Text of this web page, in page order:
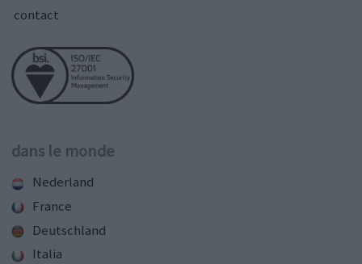
contact
dans le monde
Nederland
France
Deutschland
Italia